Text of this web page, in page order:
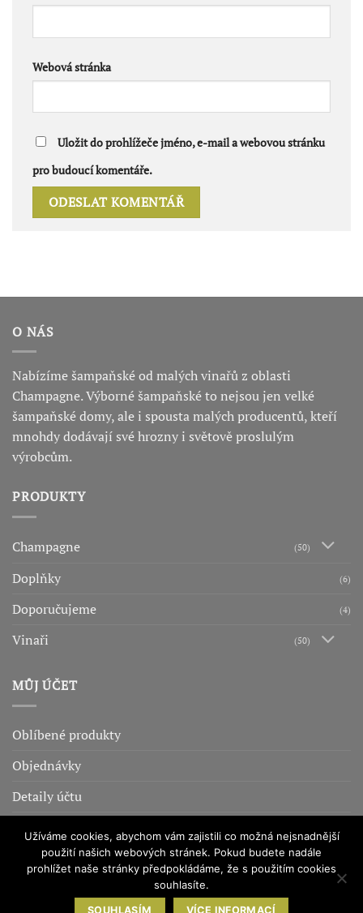
Webová stránka
Uložit do prohlížeče jméno, e-mail a webovou stránku
pro budoucí komentáře.
O NÁS
Nabízíme šampaňské od malých vinařů z oblasti
Champagne. Výborné šampaňské to nejsou jen velké
šampaňské domy, ale i spousta malých producentů, kteří
mnohdy dodávají své hrozny i světově proslulým
výrobcům.
PRODUKTY
Champagne (50)
Doplňky (6)
Doporučujeme (4)
Vinaři (50)
MŮJ ÚČET
Oblíbené produkty
Objednávky
Detaily účtu
Adresy
OCHRANA OSOBNÍCH ÚDAJŮ
COOKIES
ADMINISTRACE
Užíváme cookies, abychom vám zajistili co možná nejsnadnější
použití našich webových stránek. Pokud budete nadále
prohlížet naše stránky předpokládáme, že s použitím cookies
souhlasíte.
SOUHLASÍM VÍCE INFORMACÍ